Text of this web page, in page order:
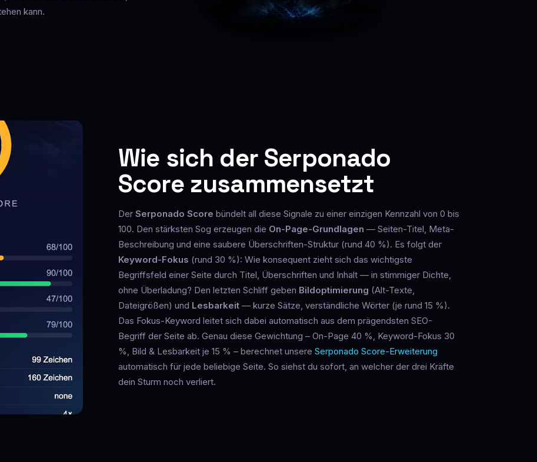
kann.
Wie sich der Serponado
Score zusammensetzt
Der Serponado Score bündelt all diese Signale zu einer einzigen Kennzahl von 0 bis
100. Den stärksten Sog erzeugen die On-Page-Grundlagen — Seiten-Titel, Meta-
Beschreibung und eine saubere Überschriften-Struktur (rund 40 %). Es folgt der
Keyword-Fokus (rund 30 %): Wie konsequent zieht sich das wichtigste
Begriffsfeld einer Seite durch Titel, Überschriften und Inhalt — in stimmiger Dichte,
ohne Überladung? Den letzten Schliff geben Bildoptimierung (Alt-Texte,
Dateigrößen) und Lesbarkeit — kurze Sätze, verständliche Wörter (je rund 15 %).
Das Fokus-Keyword leitet sich dabei automatisch aus dem prägendsten SEO-
Begriff der Seite ab. Genau diese Gewichtung – On-Page 40 %, Keyword-Fokus 30
%, Bild & Lesbarkeit je 15 % – berechnet unsere Serponado Score-Erweiterung
automatisch für jede beliebige Seite. So siehst du sofort, an welcher der drei Kräfte
dein Sturm noch verliert.